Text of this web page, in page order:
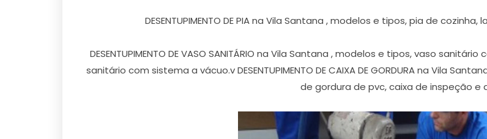
DESENTUPIMENTO DE PIA na Vila Santana , modelos e tipos, pia de
DESENTUPIMENTO DE VASO SANITÁRIO na Vila Santana , modelos e tipos, vaso
sanitário com sistema a vácuo.v DESENTUPIMENTO DE CAIXA DE GORDURA na Vila
de gordura de pvc, caixa de inspeção e